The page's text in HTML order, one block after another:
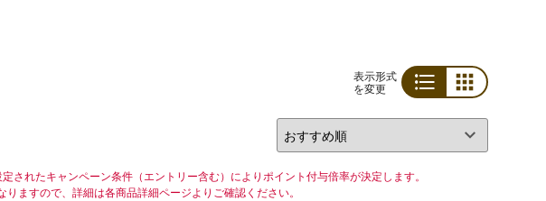
表示形式
を変更
されたキャンペーン条件（エントリー含む）によりポイント付与倍率が決定します。
ますので、詳細は各商品詳細ページよりご確認ください。